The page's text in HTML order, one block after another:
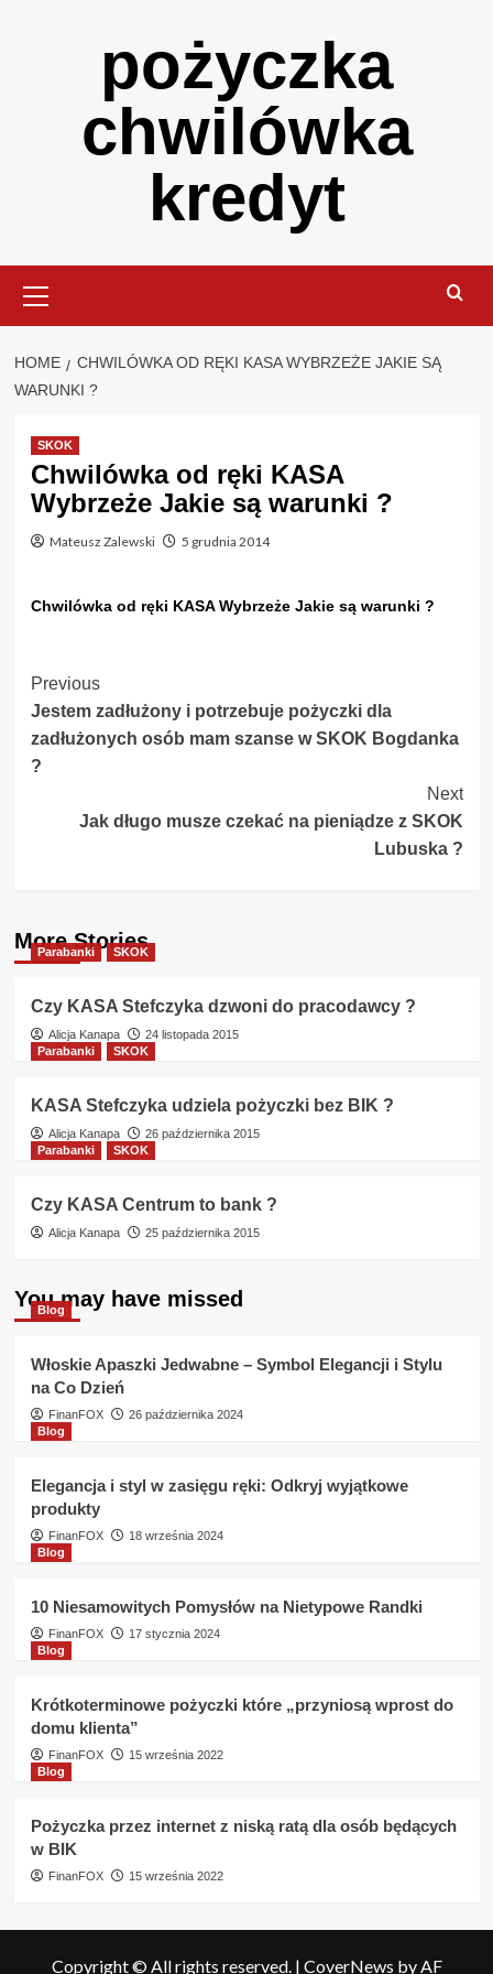
pożyczka
chwilówka
kredyt
Menu
HOME
CHWILÓWKA OD RĘKI KASA WYBRZEŻE JAKIE SĄ
WARUNKI ?
SKOK
Chwilówka od ręki KASA
Wybrzeże Jakie są warunki ?
Mateusz Zalewski 5 grudnia 2014
Chwilówka od ręki KASA Wybrzeże Jakie są warunki ?
Post
Navigation
Previous
Jestem zadłużony i potrzebuje pożyczki dla
zadłużonych osób mam szanse w SKOK Bogdanka
?
Next
Jak długo musze czekać na pieniądze z SKOK
Lubuska ?
More Stories
Parabanki SKOK
Czy KASA Stefczyka dzwoni do pracodawcy ?
Alicja Kanapa
24 listopada 2015
Parabanki
SKOK
KASA Stefczyka udziela pożyczki bez BIK ?
Alicja Kanapa
26 października 2015
Parabanki
SKOK
Czy KASA Centrum to bank ?
Alicja Kanapa 25 października 2015
You may have missed
Blog
Włoskie Apaszki Jedwabne – Symbol Elegancji i Stylu
na Co Dzień
FinanFOX
26 października 2024
Blog
Elegancja i styl w zasięgu ręki: Odkryj wyjątkowe
produkty
FinanFOX
18 września 2024
Blog
10 Niesamowitych Pomysłów na Nietypowe Randki
FinanFOX
17 stycznia 2024
Blog
Krótkoterminowe pożyczki które „przyniosą wprost do
domu klienta”
FinanFOX
15 września 2022
Blog
Pożyczka przez internet z niską ratą dla osób będących
w BIK
FinanFOX 15 września 2022
Copyright © All rights reserved. | CoverNews by AF